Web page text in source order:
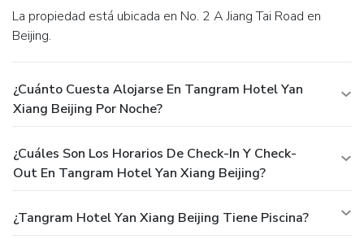
La propiedad está ubicada en No. 2 A Jiang Tai Road en
Beijing.
¿Cuánto Cuesta Alojarse En Tangram Hotel Yan
Xiang Beijing Por Noche?
¿Cuáles Son Los Horarios De Check-In Y Check-
Out En Tangram Hotel Yan Xiang Beijing?
¿Tangram Hotel Yan Xiang Beijing Tiene Piscina?